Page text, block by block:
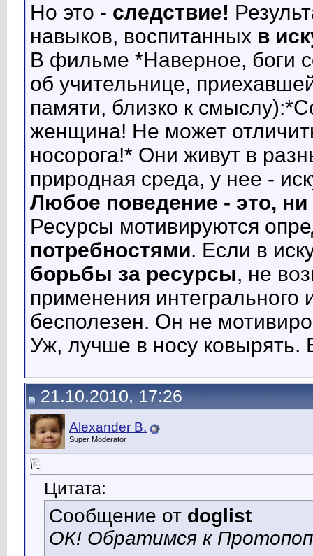
Но это - следствие!
навыков, воспитанных в
В фильме *Наверное, боги
об учительнице,
памяти, близко к
женщина! Не может
носорога!* Они живут в
природная среда, у нее -
Любое поведение - это, ни
Ресурсы мотивируются
потребностями. Если в
борьбы за ресурсы, не
применения интегрального
бесполезен. Он не
Уж, лучше в носу
21.10.2010, 17:26
Alexander B.
Super Moderator
Цитата:
Сообщение от doglist
ОК! Обратимся к